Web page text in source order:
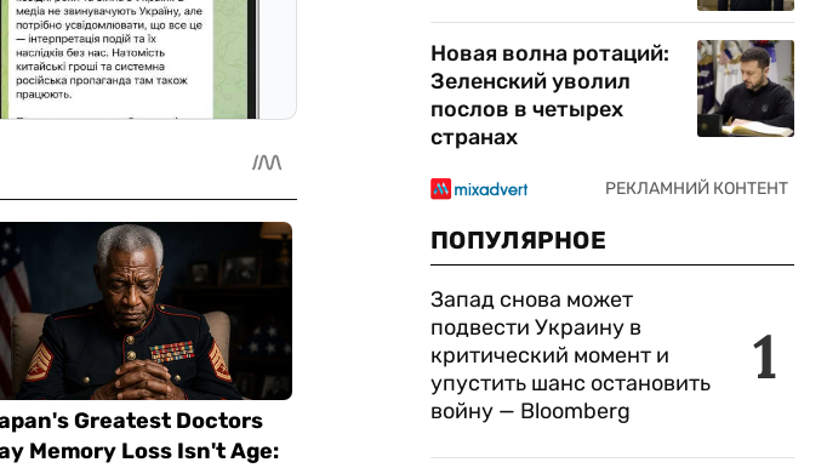
Новая волна ротаций:
Зеленский уволил
послов в четырех
странах
ПОПУЛЯРНОЕ
1
Запад снова может
подвести Украину в
критический момент и
упустить шанс остановить
войну — Bloomberg